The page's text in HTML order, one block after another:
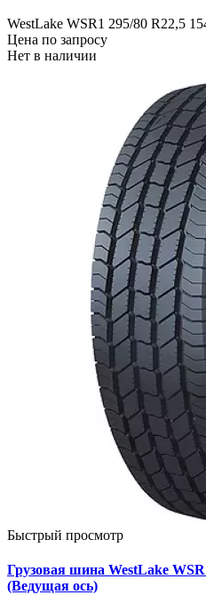
WestLake WSR1 295/80 R22,5
Цена по запросу
Нет в наличии
Быстрый просмотр
Грузовая шина WestLake
(Ведущая ось)